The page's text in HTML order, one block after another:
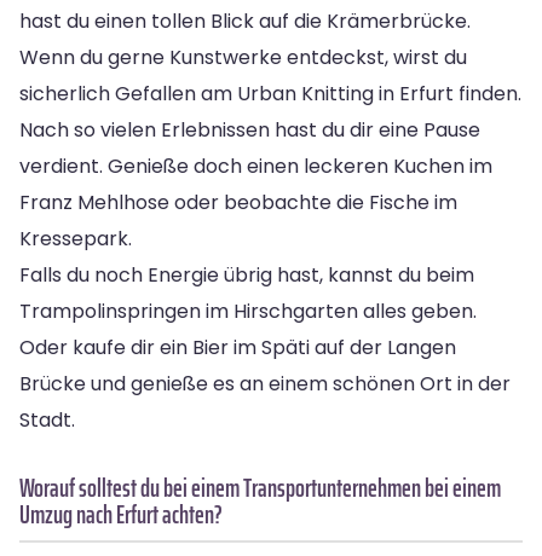
hast du einen tollen Blick auf die Krämerbrücke.
Wenn du gerne Kunstwerke entdeckst, wirst du
sicherlich Gefallen am Urban Knitting in Erfurt finden.
Nach so vielen Erlebnissen hast du dir eine Pause
verdient. Genieße doch einen leckeren Kuchen im
Franz Mehlhose oder beobachte die Fische im
Kressepark.
Falls du noch Energie übrig hast, kannst du beim
Trampolinspringen im Hirschgarten alles geben.
Oder kaufe dir ein Bier im Späti auf der Langen
Brücke und genieße es an einem schönen Ort in der
Stadt.
Worauf solltest du bei einem Transportunternehmen bei einem
Umzug nach Erfurt achten?